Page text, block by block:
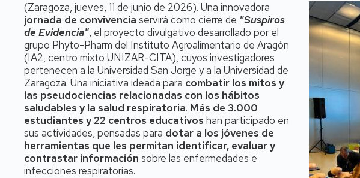
(Zaragoza, jueves, 11 de junio de 2026). Una innovadora
jornada de convivencia servirá como cierre de "Suspiros
de Evidencia", el proyecto divulgativo desarrollado por el
grupo Phyto-Pharm del Instituto Agroalimentario de Aragón
(IA2, centro mixto UNIZAR-CITA), cuyos investigadores
pertenecen a la Universidad San Jorge y a la Universidad de
Zaragoza. Una iniciativa ideada para combatir los mitos y
las pseudociencias relacionadas con los hábitos
saludables y la salud respiratoria. Más de 3.000
estudiantes y 22 centros educativos han participado en
sus actividades, pensadas para dotar a los jóvenes de
herramientas que les permitan identificar, evaluar y
contrastar información sobre las enfermedades e
infecciones respiratorias.